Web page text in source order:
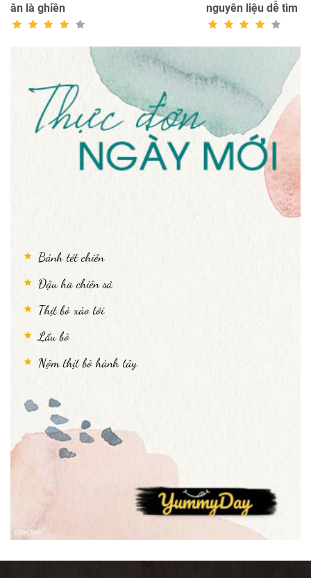
ăn là ghiền
nguyên liệu dễ tìm
Bánh tét chiên
Đậu hũ chiên sả
Thịt bò xào tỏi
Lẩu bò
Nộm thịt bò hành tây